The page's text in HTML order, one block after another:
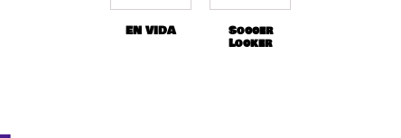
EN VIDA Soccer
Locker